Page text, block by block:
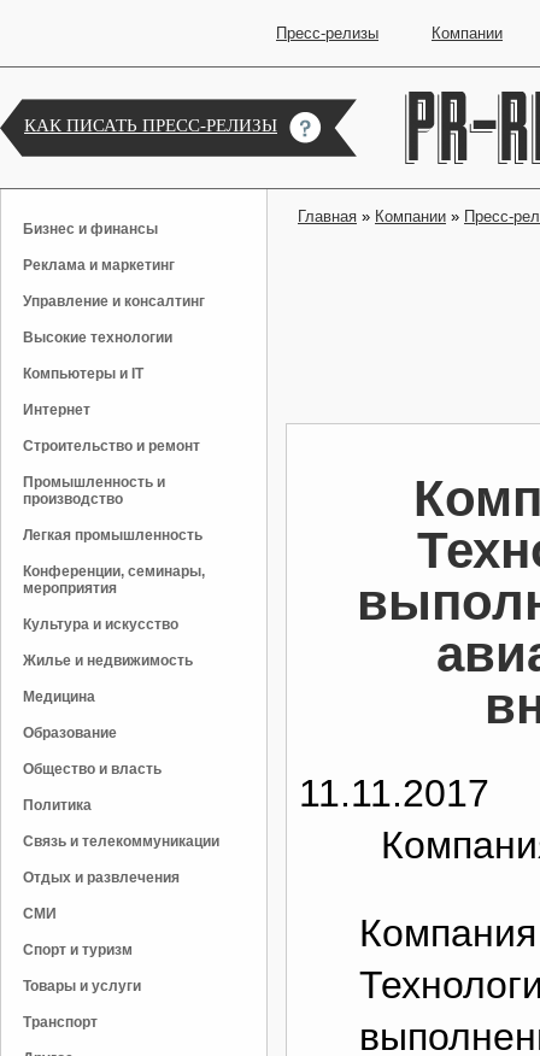
Пресс-релизы Компании
КАК ПИСАТЬ ПРЕСС-РЕЛИЗЫ
Бизнес и финансы
Реклама и маркетинг
Управление и консалтинг
Высокие технологии
Компьютеры и IT
Интернет
Строительство и ремонт
Промышленность и
производство
Легкая промышленность
Конференции, семинары,
мероприятия
Культура и искусство
Жилье и недвижимость
Медицина
Образование
Общество и власть
Политика
Связь и телекоммуникации
Отдых и развлечения
СМИ
Спорт и туризм
Товары и услуги
Транспорт
Главная » Компании » Пресс-
11.11.2017